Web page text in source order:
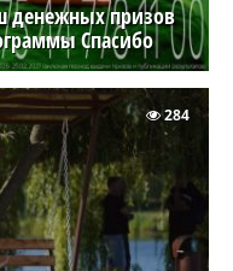
денежных призов
Спасибо
284